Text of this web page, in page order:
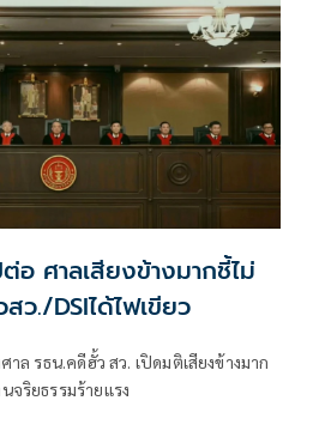
ต่อ ศาลเสียงข้างมากชี้ไม่
ว./DSIได้ไฟเขียว
ล รธน.คดีฮั้ว สว. เปิดมติเสียงข้างมาก
จริยธรรมร้ายแรง